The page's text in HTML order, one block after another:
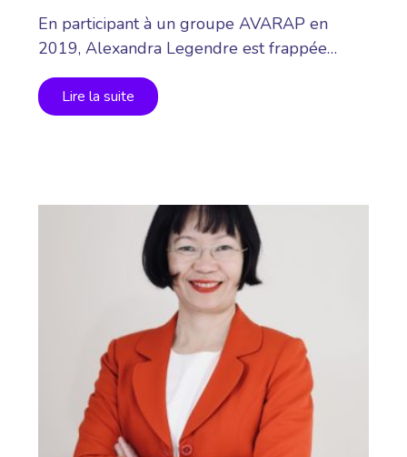
En participant à un groupe AVARAP en
2019, Alexandra Legendre est frappée…
Lire la suite